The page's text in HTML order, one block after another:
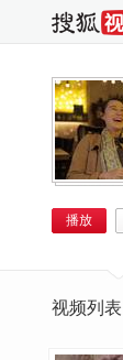
播放
视频列表